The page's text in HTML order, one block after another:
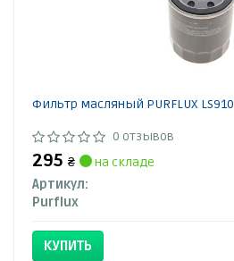
Фильтр масляный PURFLUX LS910
0 отзывов
295 ₴
на складе
Артикул:
Purflux
КУПИТЬ